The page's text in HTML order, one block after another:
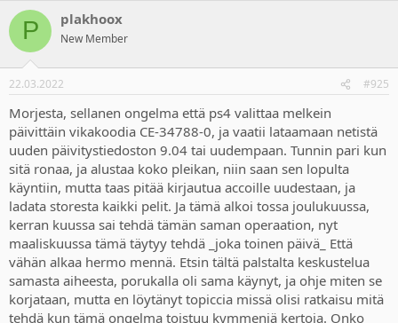
P plakhoox
New Member
22.03.2022 #925
Morjesta, sellanen ongelma että ps4 valittaa melkein
päivittäin vikakoodia CE-34788-0, ja vaatii lataamaan netistä
uuden päivitystiedoston 9.04 tai uudempaan. Tunnin pari kun
sitä ronaa, ja alustaa koko pleikan, niin saan sen lopulta
käyntiin, mutta taas pitää kirjautua accoille uudestaan, ja
ladata storesta kaikki pelit. Ja tämä alkoi tossa joulukuussa,
kerran kuussa sai tehdä tämän saman operaation, nyt
maaliskuussa tämä täytyy tehdä _joka toinen päivä_ Että
vähän alkaa hermo mennä. Etsin tältä palstalta keskustelua
samasta aiheesta, porukalla oli sama käynyt, ja ohje miten se
korjataan, mutta en löytänyt topiccia missä olisi ratkaisu mitä
tehdä kun tämä ongelma toistuu kymmeniä kertoja. Onko